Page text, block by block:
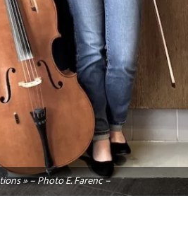
» – Photo E. Farenc –